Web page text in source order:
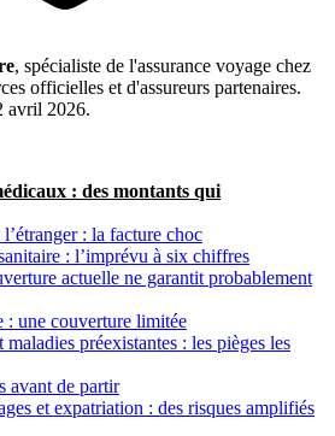
, spécialiste de l'assurance voyage chez
officielles et d'assureurs partenaires.
avril 2026.
: des montants qui
: la facture choc
: l’imprévu à six chiffres
actuelle ne garantit probablement
: une couverture limitée
préexistantes : les pièges les
avant de partir
et expatriation : des risques amplifiés